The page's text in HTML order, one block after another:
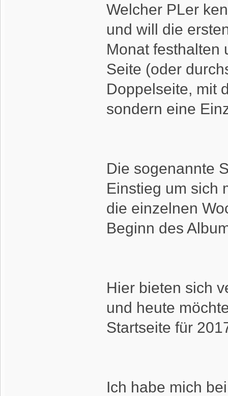
Welcher PLer
und will die
Monat festhalten
Seite (oder
Doppelseite, mit
sondern eine
Die sogenannte
Einstieg um sich
die einzelnen
Beginn des
Hier bieten sich
und heute
Startseite für
Ich habe mich